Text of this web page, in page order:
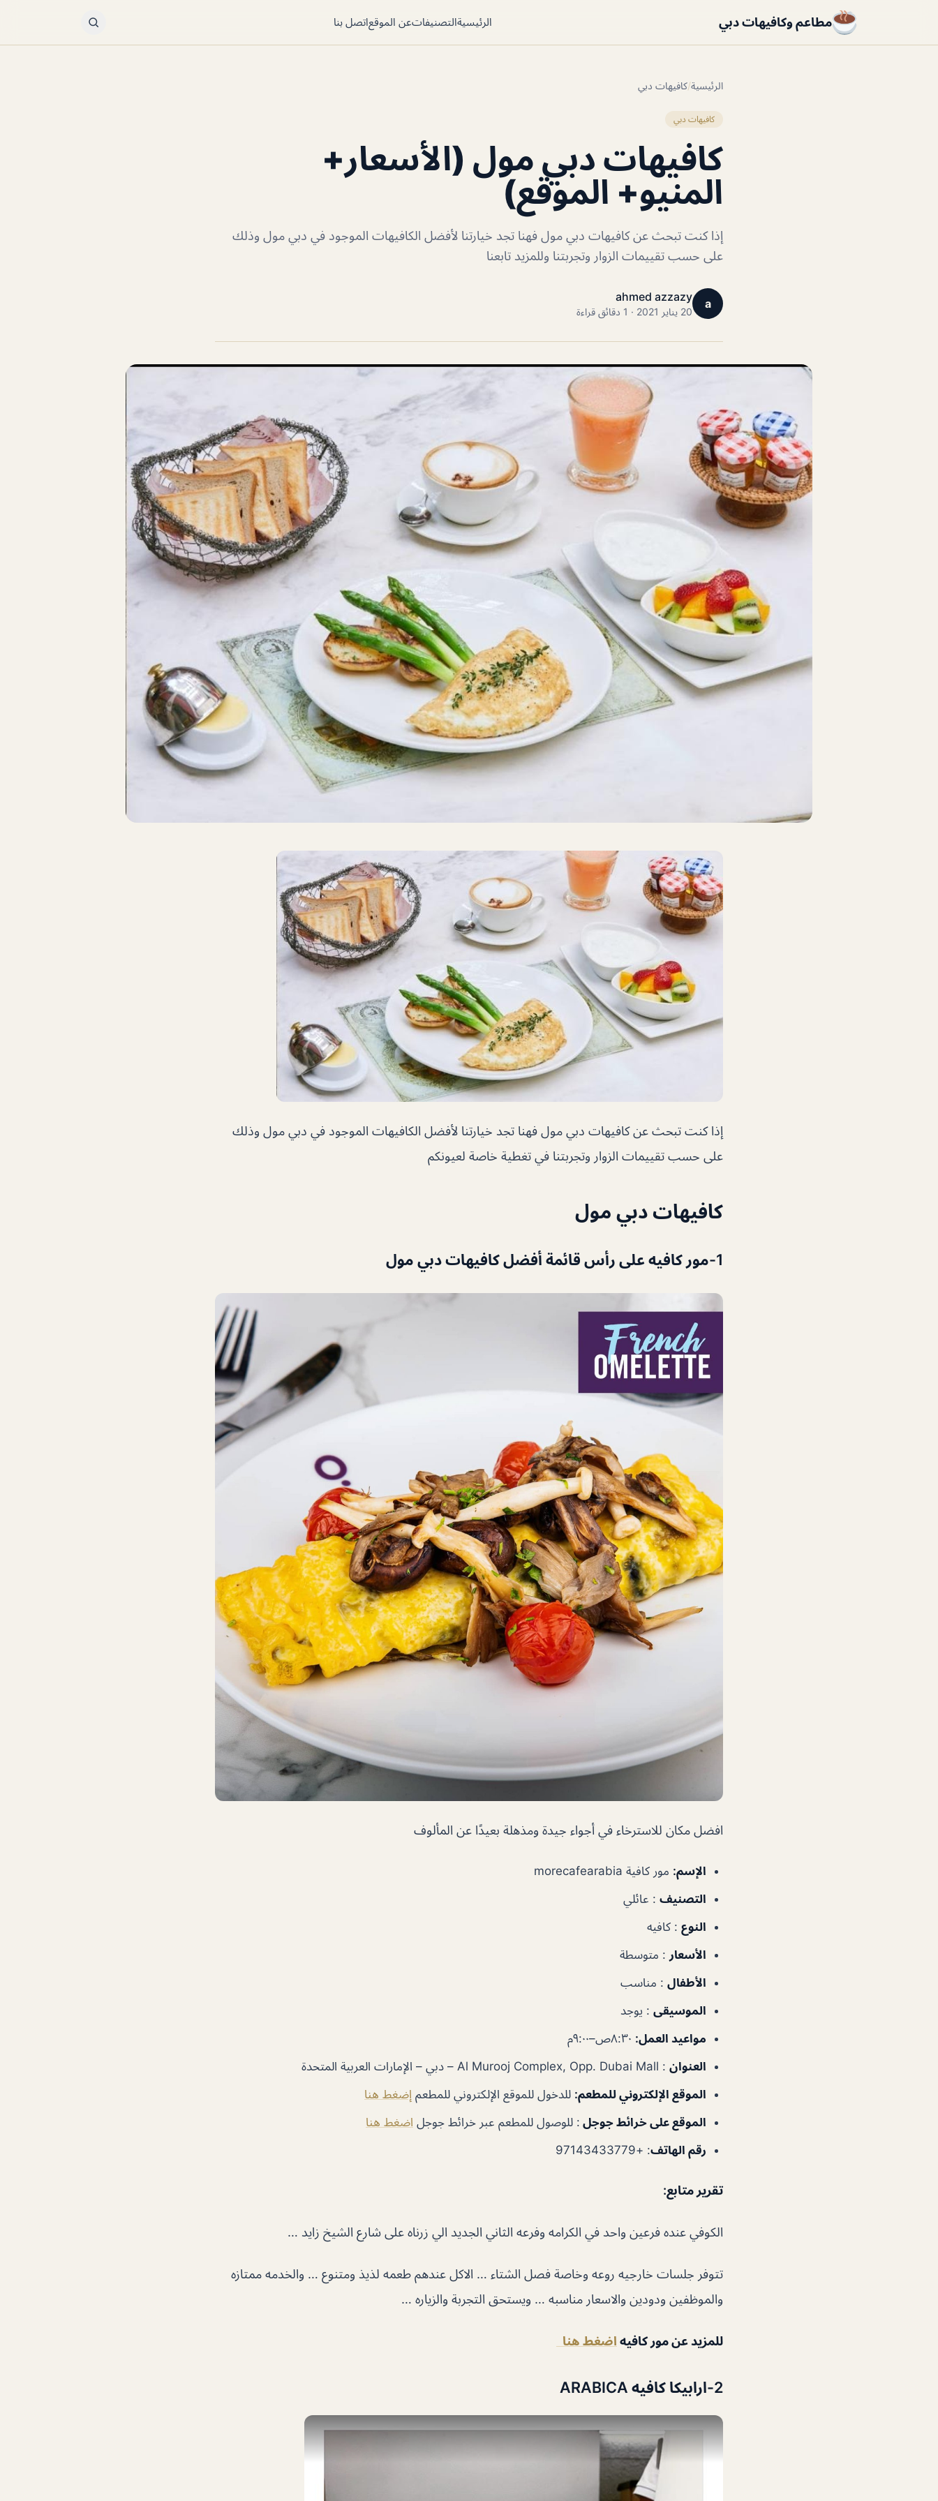
مطاعم وكافيهات دبي الرئيسيةالتصنيفاتعن الموقعاتصل بنا
الرئيسية/كافيهات دبي
كافيهات دبي
كافيهات دبي مول (الأسعار+
المنيو+ الموقع)
إذا كنت تبحث عن كافيهات دبي مول فهنا تجد خيارتنا لأفضل الكافيهات الموجود في دبي مول وذلك
على حسب تقييمات الزوار وتجربتنا وللمزيد تابعنا
a
ahmed azzazy
20 يناير 2021 · 1 دقائق قراءة
إذا كنت تبحث عن كافيهات دبي مول فهنا تجد خيارتنا لأفضل الكافيهات الموجود في دبي مول وذلك
على حسب تقييمات الزوار وتجربتنا في تغطية خاصة لعيونكم
كافيهات دبي مول
1- مور كافيه على رأس قائمة أفضل كافيهات دبي مول
افضل مكان للاسترخاء في أجواء جيدة ومذهلة بعيدًا عن المألوف
الإسم: مور كافية morecafearabia
التصنيف : عائلي
النوع : كافيه
الأسعار : متوسطة
الأطفال : مناسب
الموسيقى : يوجد
مواعيد العمل: ٨:٣٠ص–٩:٠٠م
العنوان :
الموقع الإلكتروني للمطعم: للدخول للموقع الإلكتروني للمطعم إضغط هنا
الموقع على خرائط جوجل : للوصول للمطعم عبر خرائط جوجل اضغط هنا
رقم الهاتف:
+97143433779
تقرير متابع:
الكوفي عنده فرعين واحد في الكرامه وفرعه الثاني الجديد الي زرناه على شارع الشيخ زايد …
تتوفر جلسات خارجيه روعه وخاصة فصل الشتاء … الاكل عندهم طعمه لذيذ ومتنوع … والخدمه ممتازه
والموظفين ودودين والاسعار مناسبه … ويستحق التجربة والزياره …
للمزيد عن مور كافيه اضغط هنا
2-ارابيكا كافيه ARABICA